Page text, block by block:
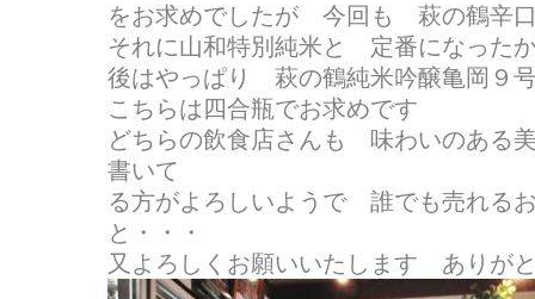
をお求めでしたが 今回も 萩の鶴辛
それに山和特別純米と 定番になった
後はやっぱり 萩の鶴純米吟醸亀岡９
こちらは四合瓶でお求めです
どちらの飲食店さんも 味わいのある
書いて
る方がよろしいようで 誰でも売れる
と・・・
又よろしくお願いいたします ありが